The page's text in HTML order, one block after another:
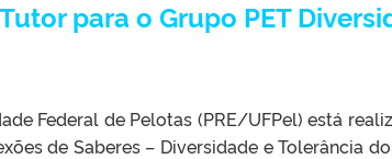
para o Grupo PET
Federal de Pelotas (PRE/UFPel) está
de Saberes – Diversidade e Tolerância